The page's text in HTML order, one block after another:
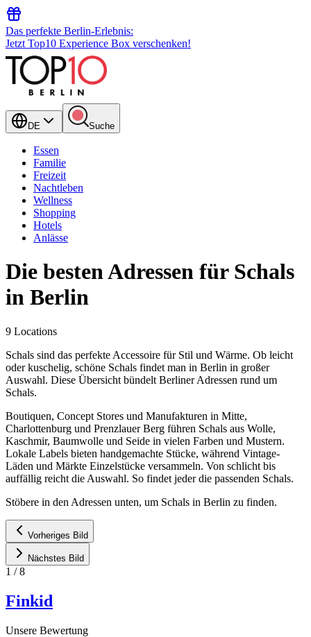
Das perfekte Berlin-Erlebnis:
Jetzt Top10 Experience Box verschenken!
DE Suche
Essen
Familie
Freizeit
Nachtleben
Wellness
Shopping
Hotels
Anlässe
Die besten Adressen für Schals
in Berlin
9 Locations
Schals sind das perfekte Accessoire für Stil und Wärme. Ob leicht
oder kuschelig, schöne Schals findet man in Berlin in großer
Auswahl. Diese Übersicht bündelt Berliner Adressen rund um
Schals.
Boutiquen, Concept Stores und Manufakturen in Mitte,
Charlottenburg und Prenzlauer Berg führen Schals aus Wolle,
Kaschmir, Baumwolle und Seide in vielen Farben und Mustern.
Lokale Labels bieten handgemachte Stücke, während Vintage-
Läden und Märkte Einzelstücke versammeln. Von schlicht bis
auffällig reicht die Auswahl. So findet jeder die passenden Schals.
Stöbere in den Adressen unten, um Schals in Berlin zu finden.
Vorheriges Bild
Nächstes Bild
1 /8
Finkid
Unsere Bewertung